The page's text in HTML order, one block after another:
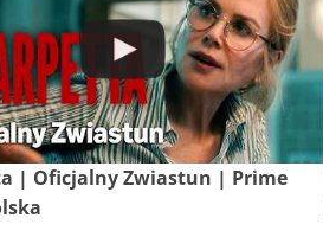
| Oficjalny Zwiastun | Prime